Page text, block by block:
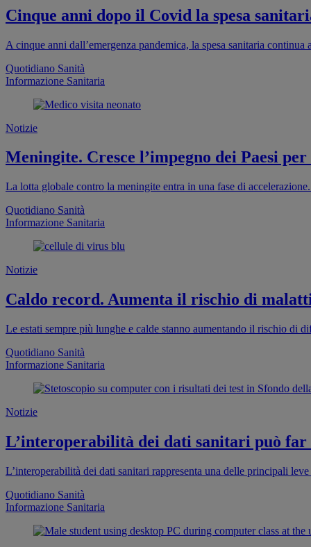
Cinque anni dopo il Covid la spesa
A cinque anni dall’emergenza pandemica, la spesa sanitaria
Quotidiano Sanità
Informazione Sanitaria
Notizie
Meningite. Cresce l’impegno dei Paesi
La lotta globale contro la meningite entra in una fase di
Quotidiano Sanità
Informazione Sanitaria
Notizie
Caldo record. Aumenta il rischio di
Le estati sempre più lunghe e calde stanno aumentando il rischio
Quotidiano Sanità
Informazione Sanitaria
Notizie
L’interoperabilità dei dati sanitari può
L’interoperabilità dei dati sanitari rappresenta una delle principali
Quotidiano Sanità
Informazione Sanitaria